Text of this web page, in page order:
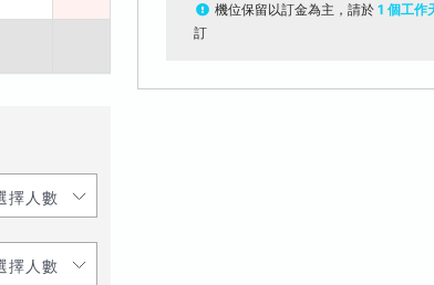
機位保留以訂金為主，請於 1 個工作
訂